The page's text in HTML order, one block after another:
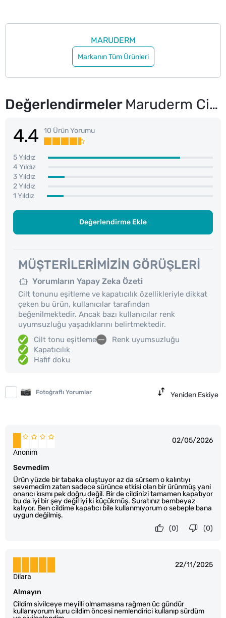
MARUDERM
Markanın Tüm Ürünleri
Değerlendirmeler Maruderm Cica Cilt Tonu Eşitleyici Krem 15 SPF 15 ml
4.4 10 Ürün Yorumu
5 Yıldız
4 Yıldız
3 Yıldız
2 Yıldız
1 Yıldız
Değerlendirme Ekle
MÜŞTERILERIMIZIN GÖRÜŞLERI
Yorumların Yapay Zeka Özeti
Cilt tonunu eşitleme ve kapatıcılık özellikleriyle dikkat
çeken bu ürün, kullanıcılar tarafından
beğenilmektedir. Ancak bazı kullanıcılar renk
uyumsuzluğu yaşadıklarını belirtmektedir.
Cilt tonu eşitleme
Kapatıcılık
Hafif doku
Renk uyumsuzluğu
Fotoğraflı Yorumlar Yeniden Eskiye
02/05/2026
Sevmedim
Ürün yüzde bir tabaka oluştuyor az da sürsem o kalıntıyı
sevemedim zaten sadece sürünce etkisi olan bir ürünmüş yani
onarıcı kısmı pek doğru değil. Bir de cildinizi tamamen kapatıyor
bu da iyi bir şey değil iyi ki küçükmüş. Suratınız bembeyaz
kalıyor. Ben cildime kapatıcı bile kullanmıyorum o sebeple bana
uygun değilmiş.
Anonim
(0)
(0)
22/11/2025
Almayın
Cildim sivilceye meyilli olmamasına rağmen üc gündür
kullanıyorum kuru cildim öncesi nemlendirici kullanıp sürdüm
Dilara